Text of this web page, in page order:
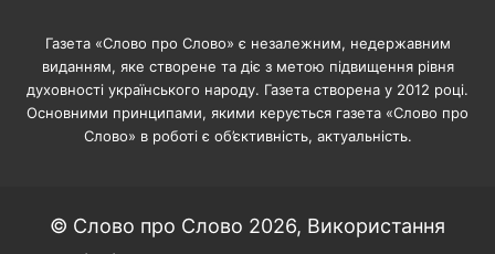
Газета «Слово про Слово» є незалежним, недержавним
виданням, яке створене та діє з метою підвищення рівня
духовності українського народу. Газета створена у 2012 році.
Основними принципами, якими керується газета «Слово про
Слово» в роботі є об’єктивність, актуальність.
© Слово про Слово 2026, Використання